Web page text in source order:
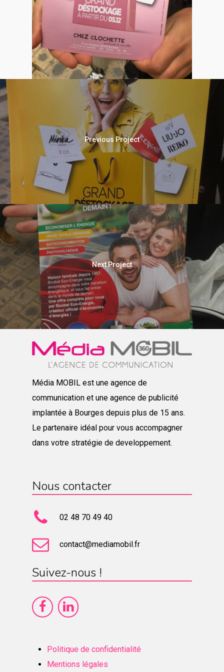
Previous Project
Next Project
Média MOBIL est une agence de
communication et une agence de publicité
implantée à Bourges depuis plus de 15 ans.
Le partenaire idéal pour vous accompagner
dans votre stratégie de developpement.
Nous contacter
02 48 70 49 40
contact@mediamobil.fr
Suivez-nous !
Politique de confidentialité
Mentions légales